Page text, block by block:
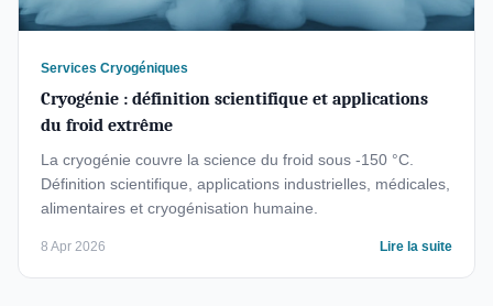
Services Cryogéniques
Cryogénie : définition scientifique et applications
du froid extrême
La cryogénie couvre la science du froid sous -150 °C.
Définition scientifique, applications industrielles, médicales,
alimentaires et cryogénisation humaine.
8 Apr 2026 Lire la suite